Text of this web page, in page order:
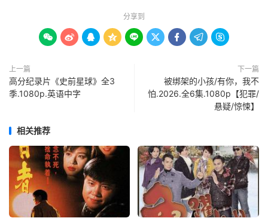
分享到
        
上一篇
高分纪录片《史前星球》全3
季.1080p.英语中字
下一篇
被绑架的小孩/有你，我不
怕.2026.全6集.1080p【犯罪/
悬疑/惊悚】
相关推荐